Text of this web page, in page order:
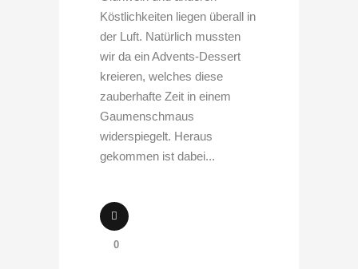
Köstlichkeiten liegen überall in
der Luft. Natürlich mussten
wir da ein Advents-Dessert
kreieren, welches diese
zauberhafte Zeit in einem
Gaumenschmaus
widerspiegelt. Heraus
gekommen ist dabei...
0